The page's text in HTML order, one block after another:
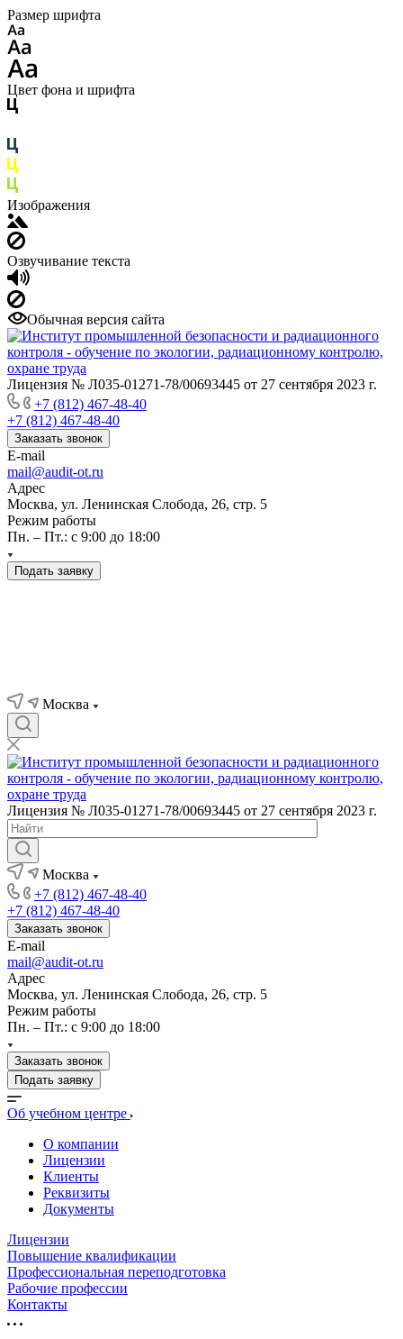
Размер шрифта
Цвет фона и шрифта
Изображения
Озвучивание текста
Обычная версия сайта
Лицензия № Л035-01271-78/00693445 от 27 сентября 2023 г.
+7 (812) 467-48-40
+7 (812) 467-48-40
Заказать звонок
E-mail
mail@audit-ot.ru
Адрес
Москва, ул. Ленинская Слобода, 26, стр. 5
Режим работы
Пн. – Пт.: с 9:00 до 18:00
Подать заявку
Москва
Лицензия № Л035-01271-78/00693445 от 27 сентября 2023 г.
Москва
+7 (812) 467-48-40
+7 (812) 467-48-40
Заказать звонок
E-mail
mail@audit-ot.ru
Адрес
Москва, ул. Ленинская Слобода, 26, стр. 5
Режим работы
Пн. – Пт.: с 9:00 до 18:00
Заказать звонок
Подать заявку
Об учебном центре
О компании
Лицензии
Клиенты
Реквизиты
Документы
Лицензии
Повышение квалификации
Профессиональная переподготовка
Рабочие профессии
Контакты